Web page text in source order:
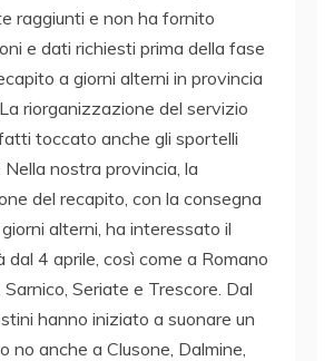
raggiunti e non ha fornito
e dati richiesti prima della fase
a giorni alterni in provincia
riorganizzazione del servizio
toccato anche gli sportelli
nostra provincia, la
del recapito, con la consegna
alterni, ha interessato il
dal 4 aprile, così come a Romano
Seriate e Trescore. Dal
hanno iniziato a suonare un
no anche a Clusone, Dalmine,